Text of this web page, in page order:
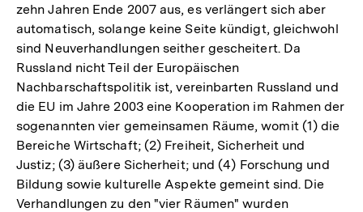
zehn Jahren Ende 2007 aus, es verlängert sich aber
automatisch, solange keine Seite kündigt, gleichwohl
sind Neuverhandlungen seither gescheitert. Da
Russland nicht Teil der Europäischen
Nachbarschaftspolitik ist, vereinbarten Russland und
die EU im Jahre 2003 eine Kooperation im Rahmen der
sogenannten vier gemeinsamen Räume, womit (1) die
Bereiche Wirtschaft; (2) Freiheit, Sicherheit und
Justiz; (3) äußere Sicherheit; und (4) Forschung und
Bildung sowie kulturelle Aspekte gemeint sind. Die
Verhandlungen zu den "vier Räumen" wurden